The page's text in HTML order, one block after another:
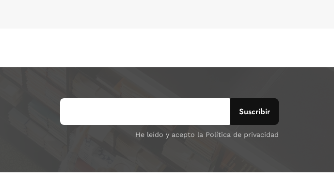
He leído y acepto la Política de privacidad